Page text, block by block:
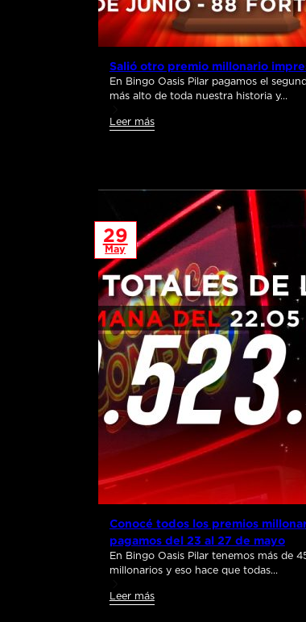
Salió otro premio millonario
En Bingo Oasis Pilar pagamos el
más alto de toda nuestra historia y…
Leer más
29
May
Conocé todos los premios
pagamos del 23 al 27 de mayo
En Bingo Oasis Pilar tenemos más de
millonarios y eso hace que todas…
Leer más